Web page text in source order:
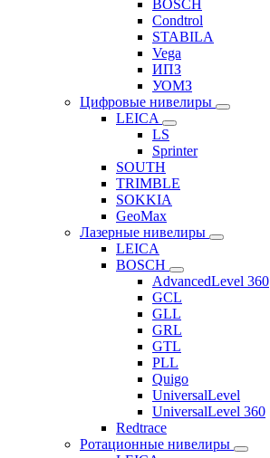
BOSCH
Condtrol
STABILA
Vega
ИПЗ
УОМЗ
Цифровые нивелиры
LEICA
LS
Sprinter
SOUTH
TRIMBLE
SOKKIA
GeoMax
Лазерные нивелиры
LEICA
BOSCH
AdvancedLevel 360
GCL
GLL
GRL
GTL
PLL
Quigo
UniversalLevel
UniversalLevel 360
Redtrace
Ротационные нивелиры